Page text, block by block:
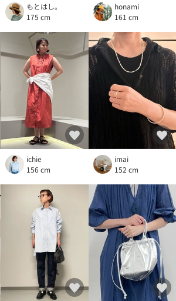
もとはし。
175 cm
honami
161 cm
ichie
156 cm
imai
152 cm